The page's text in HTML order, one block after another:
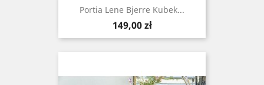
Portia Lene Bjerre Kubek...
Cena
149,00 zł